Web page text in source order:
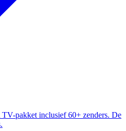
pakket inclusief 60+ zenders. De